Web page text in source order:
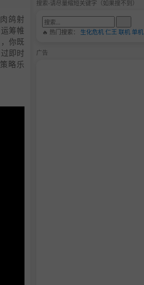
鸽射
筹帷
你既
即时
略乐
搜索-请尽量缩短关键字（如果搜不到）
🔥 热门搜索： 生化危机仁王 联机单机
广告